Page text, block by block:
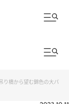
り橋から望む錦色の大パ